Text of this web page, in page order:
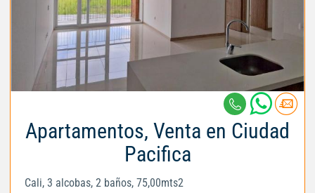
Apartamentos, Venta en Ciudad
Pacifica
Cali, 3 alcobas, 2 baños, 75,00mts2